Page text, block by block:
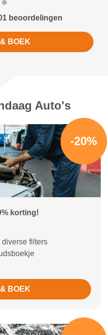
beoordelingen
BOEK
Auto's
-20%
korting!
filters
BOEK